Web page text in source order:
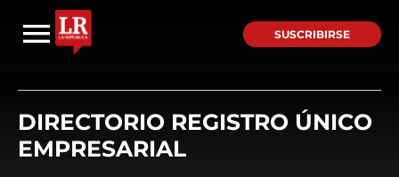
SUSCRIBIRSE
DIRECTORIO REGISTRO ÚNICO
EMPRESARIAL